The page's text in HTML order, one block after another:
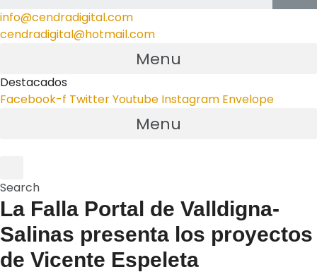
info@cendradigital.com
cendradigital@hotmail.com
Menu
Destacados
Facebook-f TwitterYoutube Instagram Envelope
Menu
Search
La Falla Portal de Valldigna-
Salinas presenta los proyectos
de Vicente Espeleta